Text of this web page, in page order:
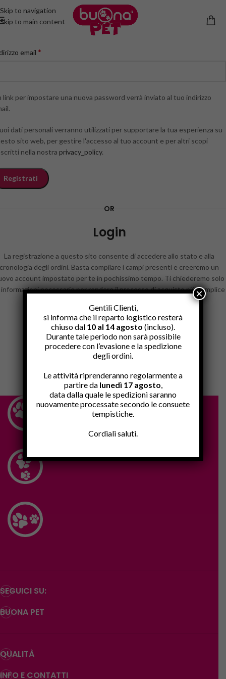
Skip to navigation
Skip to main content
email *
link per impostare una nuova password verrà inviato al tuo indirizzo
dati personali verranno utilizzati per supportare la tua esperienza su
sito web, per gestire l'accesso al tuo account e per altri scopi
nella nostra privacy_policy.
Registrati
OR
Login
La registrazione a questo sito consente di accedere allo stato e alla
cronologia degli ordini. Basta compilare i campi presenti e creeremo un
account impostato per te in pochissimo tempo. Ti chiederemo solo
necessarie per rendere il processo di acquisto più semplice
ACCEDI
SEGUICI SU:
BUONA PET
QUALITÀ
INFO E CONTATTI
Gentili Clienti,
si informa che il reparto logistico resterà
chiuso dal 10 al 14 agosto (incluso).
Durante tale periodo non sarà possibile
procedere con l’evasione e la spedizione
degli ordini.
Le attività riprenderanno regolarmente a
partire da lunedì 17 agosto,
data dalla quale le spedizioni saranno
nuovamente processate secondo le consuete
tempistiche.
Cordiali saluti.
×